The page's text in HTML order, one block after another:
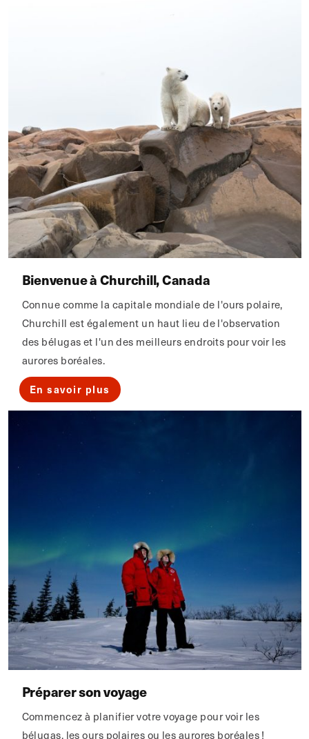
Bienvenue à Churchill, Canada
Connue comme la capitale mondiale de l'ours polaire,
Churchill est également un haut lieu de l'observation
des bélugas et l'un des meilleurs endroits pour voir les
aurores boréales.
En savoir plus
Préparer son voyage
Commencez à planifier votre voyage pour voir les
bélugas, les ours polaires ou les aurores boréales !